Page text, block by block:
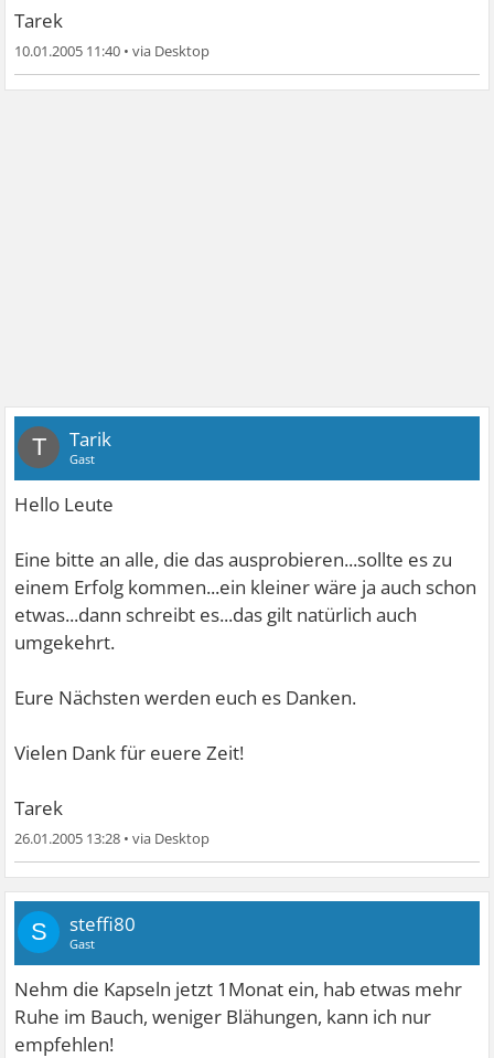
Tarek
10.01.2005 11:40 •
T Tarik
Gast
Hello Leute
Eine bitte an alle, die das ausprobieren...sollte es zu
einem Erfolg kommen...ein kleiner wäre ja auch schon
etwas...dann schreibt es...das gilt natürlich auch
umgekehrt.
Eure Nächsten werden euch es Danken.
Vielen Dank für euere Zeit!
Tarek
26.01.2005 13:28 •
S steffi80
Gast
Nehm die Kapseln jetzt 1Monat ein, hab etwas mehr
Ruhe im Bauch, weniger Blähungen, kann ich nur
empfehlen!